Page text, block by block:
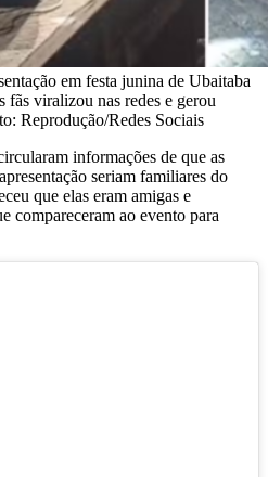
em festa junina de Ubaitaba
viralizou nas redes e gerou
Reprodução/Redes Sociais
informações de que as
seriam familiares do
que elas eram amigas e
compareceram ao evento para